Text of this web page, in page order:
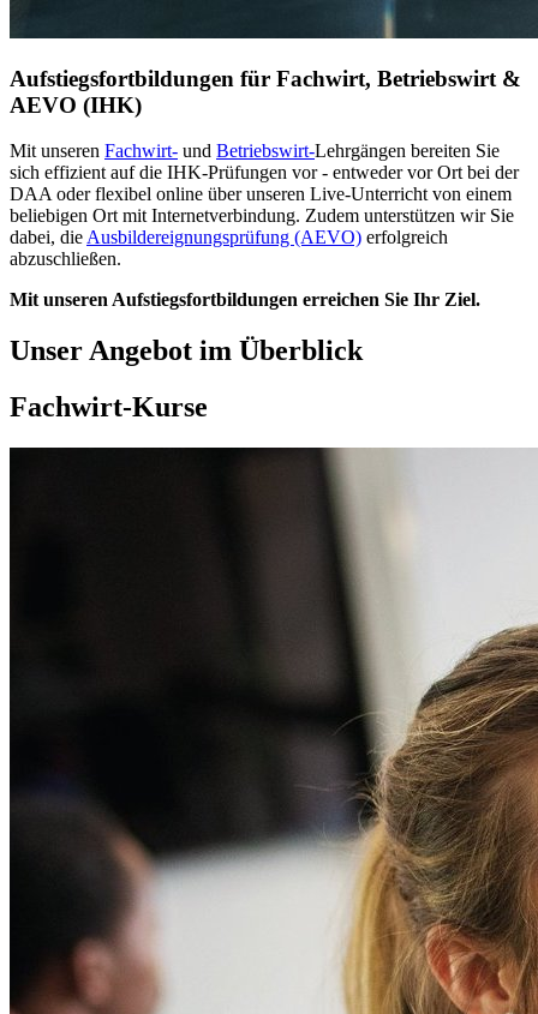
Aufstiegsfortbildungen für Fachwirt, Betriebswirt &
AEVO (IHK)
Mit unseren Fachwirt- und Betriebswirt-Lehrgängen bereiten Sie
sich effizient auf die IHK-Prüfungen vor - entweder vor Ort bei der
DAA oder flexibel online über unseren Live-Unterricht von einem
beliebigen Ort mit Internetverbindung. Zudem unterstützen wir Sie
dabei, dieAusbildereignungsprüfung (AEVO) erfolgreich
abzuschließen.
Mit unseren Aufstiegsfortbildungen erreichen Sie Ihr Ziel.
Unser Angebot im Überblick
Fachwirt-Kurse